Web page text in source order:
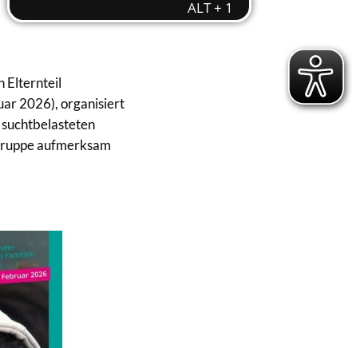
Elternteil
2026), organisiert
aufmerksam